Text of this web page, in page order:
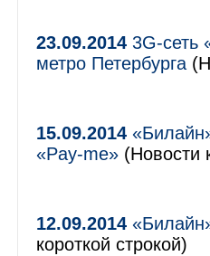
23.09.2014 3G-сеть
метро Петербурга
15.09.2014
«Pay-me» (Новости
12.09.2014
короткой строкой)